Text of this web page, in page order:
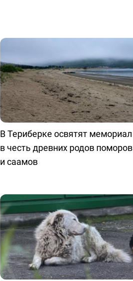
В Териберке освятят мемориал
в честь древних родов поморов
и саамов